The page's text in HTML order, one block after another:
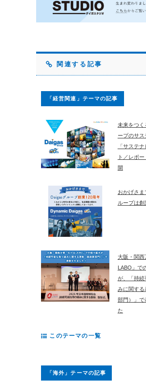
関連する記事
「経営関連」テーマの記事
未来をつく
ープのサス
「サステ
ト／レポ
開
おかげさ
ループは創
大阪・関西
LABO」で
が、「持続
みに関する
部門）」で
た
このテーマの一覧
「海外」テーマの記事